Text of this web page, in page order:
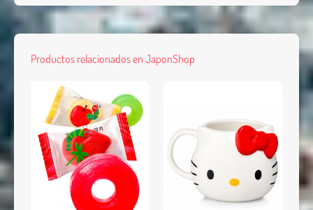
Productos relacionados en JaponShop